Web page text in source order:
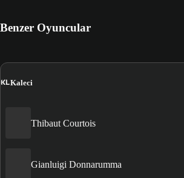
Benzer Oyuncular
KLKaleci
Thibaut Courtois
Gianluigi Donnarumma